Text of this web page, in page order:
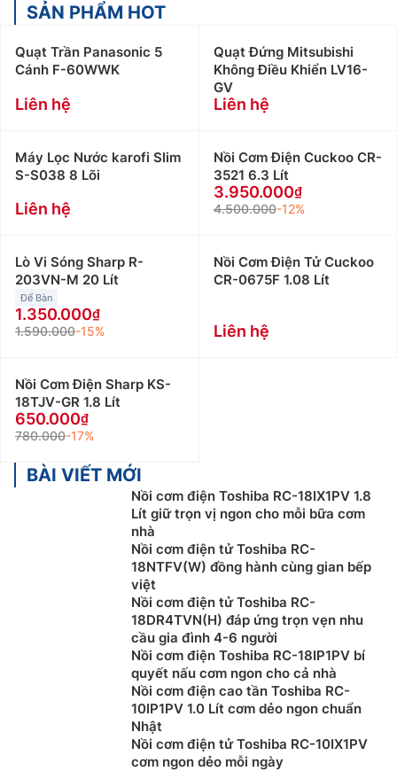
SẢN PHẨM HOT
Quạt Trần Panasonic 5
Cánh F-60WWK
Liên hệ
Quạt Đứng Mitsubishi
Không Điều Khiển LV16-
GV
Liên hệ
Máy Lọc Nước karofi Slim
S-S038 8 Lõi
Liên hệ
Nồi Cơm Điện Cuckoo CR-
3521 6.3 Lít
3.950.000
4.500.000-12%
Lò Vi Sóng Sharp R-
203VN-M 20 Lít
Để Bàn
1.350.000
1.590.000-15%
Nồi Cơm Điện Tử Cuckoo
CR-0675F 1.08 Lít
Liên hệ
Nồi Cơm Điện Sharp KS-
18TJV-GR 1.8 Lít
650.000
780.000-17%
BÀI VIẾT MỚI
Nồi cơm điện Toshiba RC-18IX1PV 1.8
Lít giữ trọn vị ngon cho mỗi bữa cơm
nhà
Nồi cơm điện tử Toshiba RC-
18NTFV(W) đồng hành cùng gian bếp
việt
Nồi cơm điện tử Toshiba RC-
18DR4TVN(H) đáp ứng trọn vẹn nhu
cầu gia đình 4-6 người
Nồi cơm điện Toshiba RC-18IP1PV bí
quyết nấu cơm ngon cho cả nhà
Nồi cơm điện cao tần Toshiba RC-
10IP1PV 1.0 Lít cơm dẻo ngon chuẩn
Nhật
Nồi cơm điện tử Toshiba RC-10IX1PV
cơm ngon dẻo mỗi ngày